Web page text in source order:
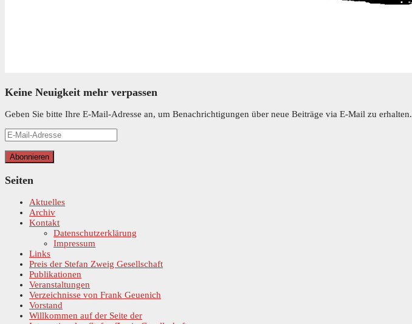
Keine Neuigkeit mehr verpassen
Geben Sie bitte Ihre E-Mail-Adresse an, um Benachrichtigungen über neue Beiträge via E-Mail zu erhalten.
E-
Mail-
Adresse
Abonnieren
Seiten
Aktuelles
Archiv
Kontakt
Datenschutzerklärung
Impressum
Links
Preis der Stefan Zweig Gesellschaft
Publikationen
Veranstaltungen
Verzeichnisse von Frank Geuenich
Vorstand
Willkommen auf der Seite der